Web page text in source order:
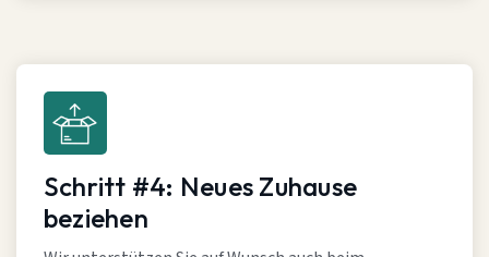
Schritt #4: Neues Zuhause
beziehen